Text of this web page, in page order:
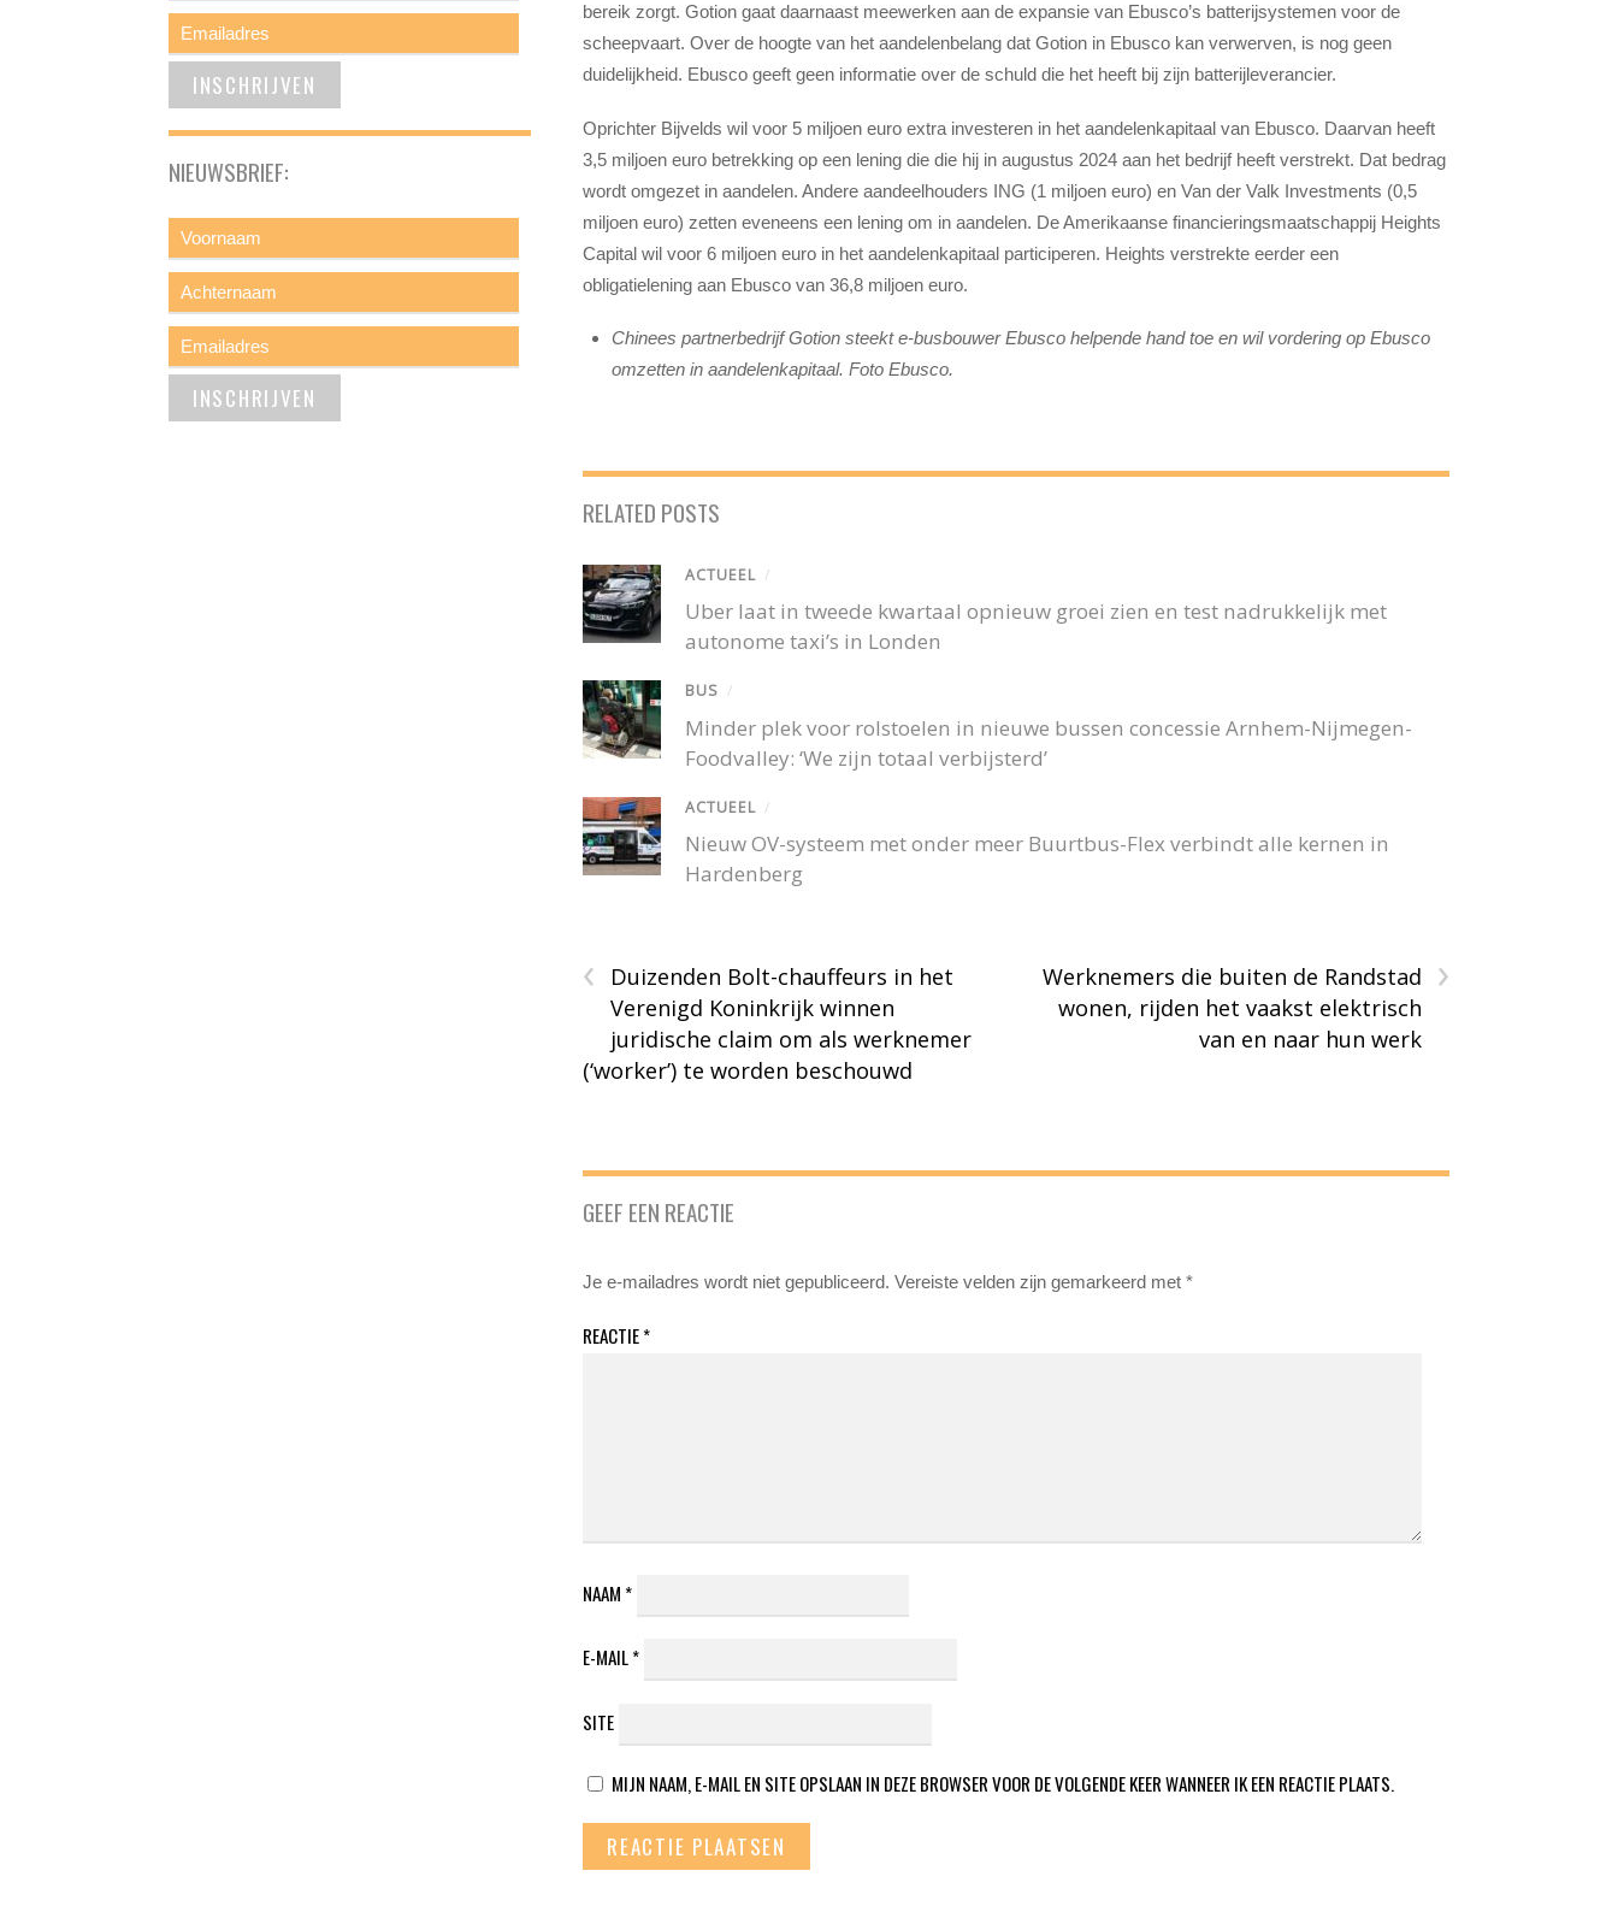
bereik zorgt. Gotion gaat daarnaast meewerken aan de expansie van Ebusco’s batterijsystemen voor de
scheepvaart. Over de hoogte van het aandelenbelang dat Gotion in Ebusco kan verwerven, is nog geen
duidelijkheid. Ebusco geeft geen informatie over de schuld die het heeft bij zijn batterijleverancier.
Oprichter Bijvelds wil voor 5 miljoen euro extra investeren in het aandelenkapitaal van Ebusco. Daarvan heeft
3,5 miljoen euro betrekking op een lening die die hij in augustus 2024 aan het bedrijf heeft verstrekt. Dat bedrag
wordt omgezet in aandelen. Andere aandeelhouders ING (1 miljoen euro) en Van der Valk Investments (0,5
miljoen euro) zetten eveneens een lening om in aandelen. De Amerikaanse financieringsmaatschappij Heights
Capital wil voor 6 miljoen euro in het aandelenkapitaal participeren. Heights verstrekte eerder een
obligatielening aan Ebusco van 36,8 miljoen euro.
Chinees partnerbedrijf Gotion steekt e-busbouwer Ebusco helpende hand toe en wil vordering op Ebusco
omzetten in aandelenkapitaal. Foto Ebusco.
RELATED POSTS
ACTUEEL /
Uber laat in tweede kwartaal opnieuw groei zien en test nadrukkelijk met
autonome taxi’s in Londen
BUS /
Minder plek voor rolstoelen in nieuwe bussen concessie Arnhem-Nijmegen-
Foodvalley: ‘We zijn totaal verbijsterd’
ACTUEEL /
Nieuw OV-systeem met onder meer Buurtbus-Flex verbindt alle kernen in
Hardenberg
‹
Duizenden Bolt-chauffeurs in het
Verenigd Koninkrijk winnen
juridische claim om als werknemer
(‘worker’) te worden beschouwd
›
Werknemers die buiten de Randstad
wonen, rijden het vaakst elektrisch
van en naar hun werk
GEEF EEN REACTIE
Je e-mailadres wordt niet gepubliceerd. Vereiste velden zijn gemarkeerd met*
REACTIE*
NAAM *
E-MAIL*
SITE
MIJN NAAM, E-MAIL EN SITE OPSLAAN IN DEZE BROWSER VOOR DE VOLGENDE KEER WANNEER IK EEN REACTIE PLAATS.
NIEUWSBRIEF: